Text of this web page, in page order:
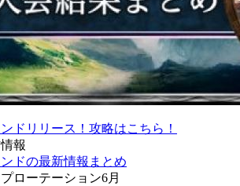
ドリリース！攻略はこちら！
報
ドの最新情報まとめ
ローテーション6月